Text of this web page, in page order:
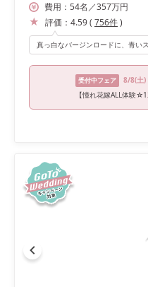
費用： 54名 ／357万円
評価： 4.59( 756件)
受付中フェア 8/8(土)